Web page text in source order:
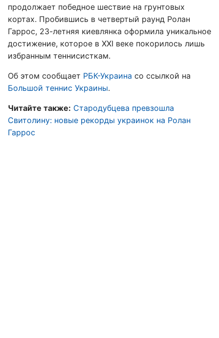
продолжает победное шествие на грунтовых
кортах. Пробившись в четвертый раунд Ролан
Гаррос, 23-летняя киевлянка оформила уникальное
достижение, которое в XXI веке покорилось лишь
избранным теннисисткам.
Об этом сообщает РБК-Украина со ссылкой на
Большой теннис Украины.
Читайте также: Стародубцева превзошла
Свитолину: новые рекорды украинок на Ролан
Гаррос